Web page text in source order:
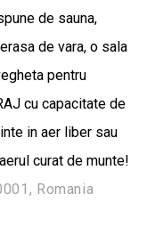
de sauna,
de vara, o sala
pentru
cu capacitate de
in aer liber sau
curat de munte!
Romania